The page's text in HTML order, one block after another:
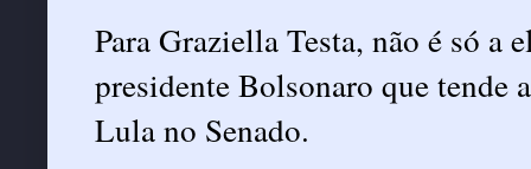
Para Graziella Testa, não é só a
presidente Bolsonaro que tende
Lula no Senado.